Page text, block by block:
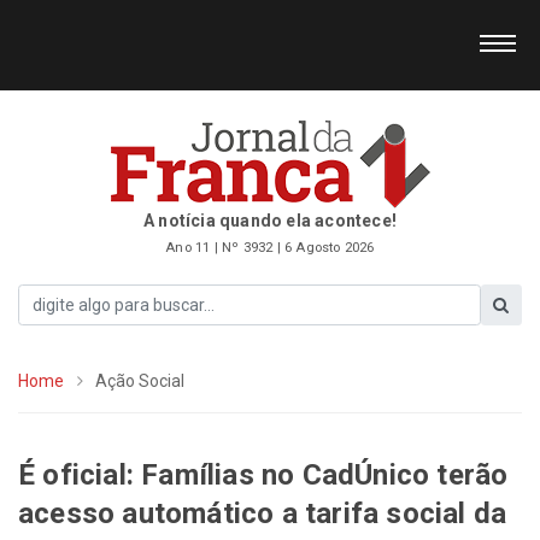
A notícia quando ela acontece!
Ano 11 | Nº 3932 | 6 Agosto 2026
Home Ação Social
É oficial: Famílias no CadÚnico terão
acesso automático a tarifa social da